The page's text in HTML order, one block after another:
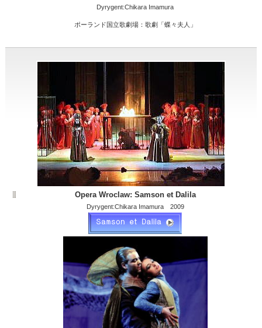
Dyrygent:Chikara Imamura
ポーランド国立歌劇場：歌劇「蝶々夫人」
Opera Wroclaw: Samson et Dalila
Dyrygent:Chikara Imamura 2009